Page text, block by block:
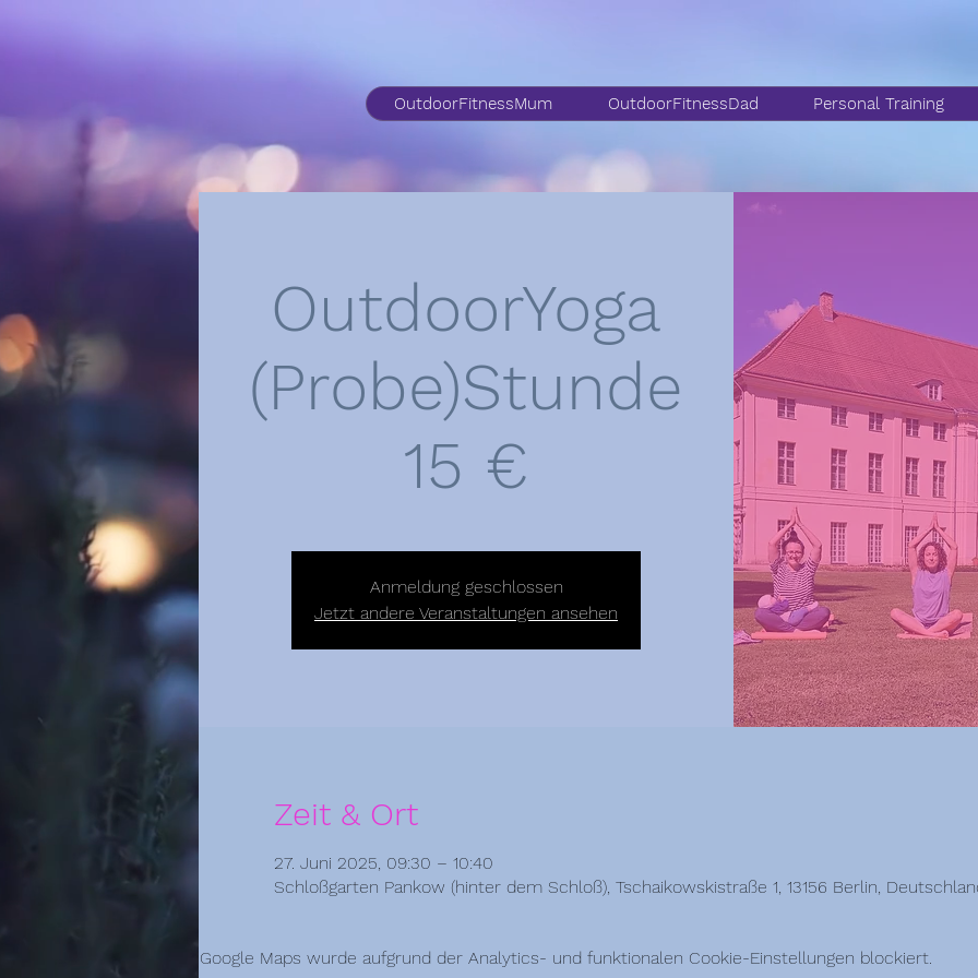
OutdoorFitnessMum OutdoorFitnessDad Personal Training
OutdoorYoga
(Probe)Stunde
15 €
Anmeldung geschlossen
Jetzt andere Veranstaltungen ansehen
Zeit & Ort
27. Juni 2025, 09:30 – 10:40
Schloßgarten Pankow (hinter dem Schloß), Tschaikowskistraße 1, 13156 Berlin,
Google Maps wurde aufgrund der Analytics- und funktionalen Cookie-Einstellungen blockiert.